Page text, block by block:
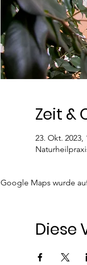
Zeit &
23. Okt. 2023,
Google Maps wurde
Diese